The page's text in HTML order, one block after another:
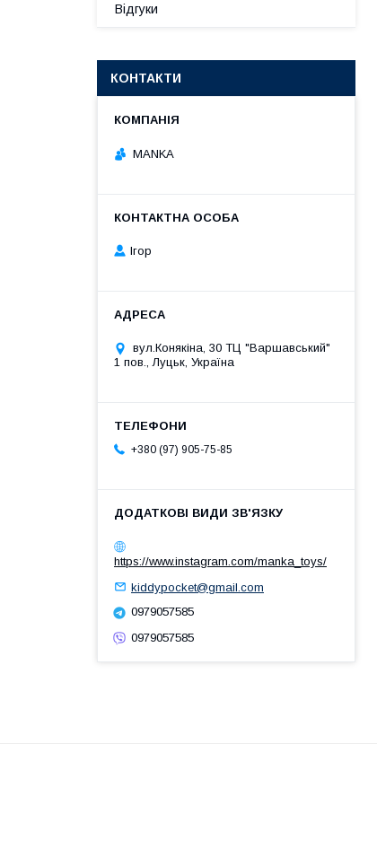
Відгуки
КОНТАКТИ
MANKA
Ігор
вул.Конякіна, 30 ТЦ "Варшавський"
1 пов., Луцьк, Україна
+380 (97) 905-75-85
https://www.instagram.com/manka_toys/
kiddypocket@gmail.com
0979057585
0979057585